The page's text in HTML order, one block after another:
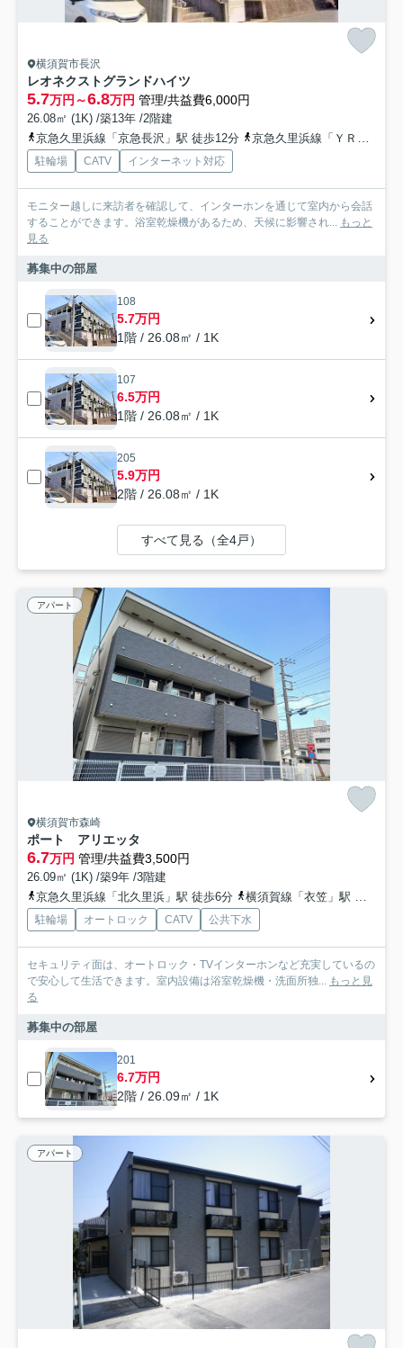
横須賀市長沢
レオネクストグランドハイツ
5.7万円～6.8万円 管理/共益費6,000円
26.08㎡ (1K) /築13年 /2階建
京急久里浜線「京急長沢」駅 徒歩12分
京急久里浜線「ＹＲＰ野比」駅 徒歩13分
駐輪場 CATV インターネット対応
モニター越しに来訪者を確認して、インターホンを通じて室内から会話
することができます。浴室乾燥機があるため、天候に影響され... もっと
見る
募集中の部屋
108
5.7万円
1階 / 26.08㎡ / 1K
107
6.5万円
1階 / 26.08㎡ / 1K
205
5.9万円
2階 / 26.08㎡ / 1K
すべて見る（全4戸）
アパート
横須賀市森崎
ポート アリエッタ
6.7万円 管理/共益費3,500円
26.09㎡ (1K) /築9年 /3階建
京急久里浜線「北久里浜」駅 徒歩6分
横須賀線「衣笠」駅 バス8分 「五郎橋（南側）」 停歩6分
駐輪場 オートロック CATV 公共下水
セキュリティ面は、オートロック・TVインターホンなど充実しているの
で安心して生活できます。室内設備は浴室乾燥機・洗面所独... もっと見
る
募集中の部屋
201
6.7万円
2階 / 26.09㎡ / 1K
アパート